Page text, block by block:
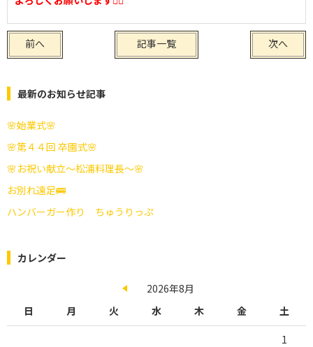
前へ 次へ
記事一覧
最新のお知らせ記事
🌸始業式🌸
🌸第４４回 卒園式🌸
🌸お祝い献立～松浦料理長～🌸
お別れ遠足🚌
ハンバーガー作り ちゅうりっぷ
カレンダー
2026年8月
日
月 火 水 木 金 土
1